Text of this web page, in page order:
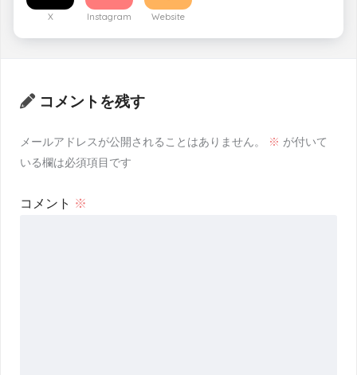
X Instagram Website
コメントを残す
メールアドレスが公開されることはありません。 ※ が付いて
いる欄は必須項目です
コメント ※